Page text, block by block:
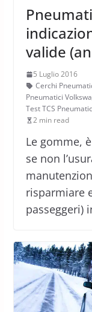
valide
5 Luglio 2016
Cerchi
Pneumatici
Test TCS
2 min read
Le gomme,
se non
risparmiare
passeggeri)